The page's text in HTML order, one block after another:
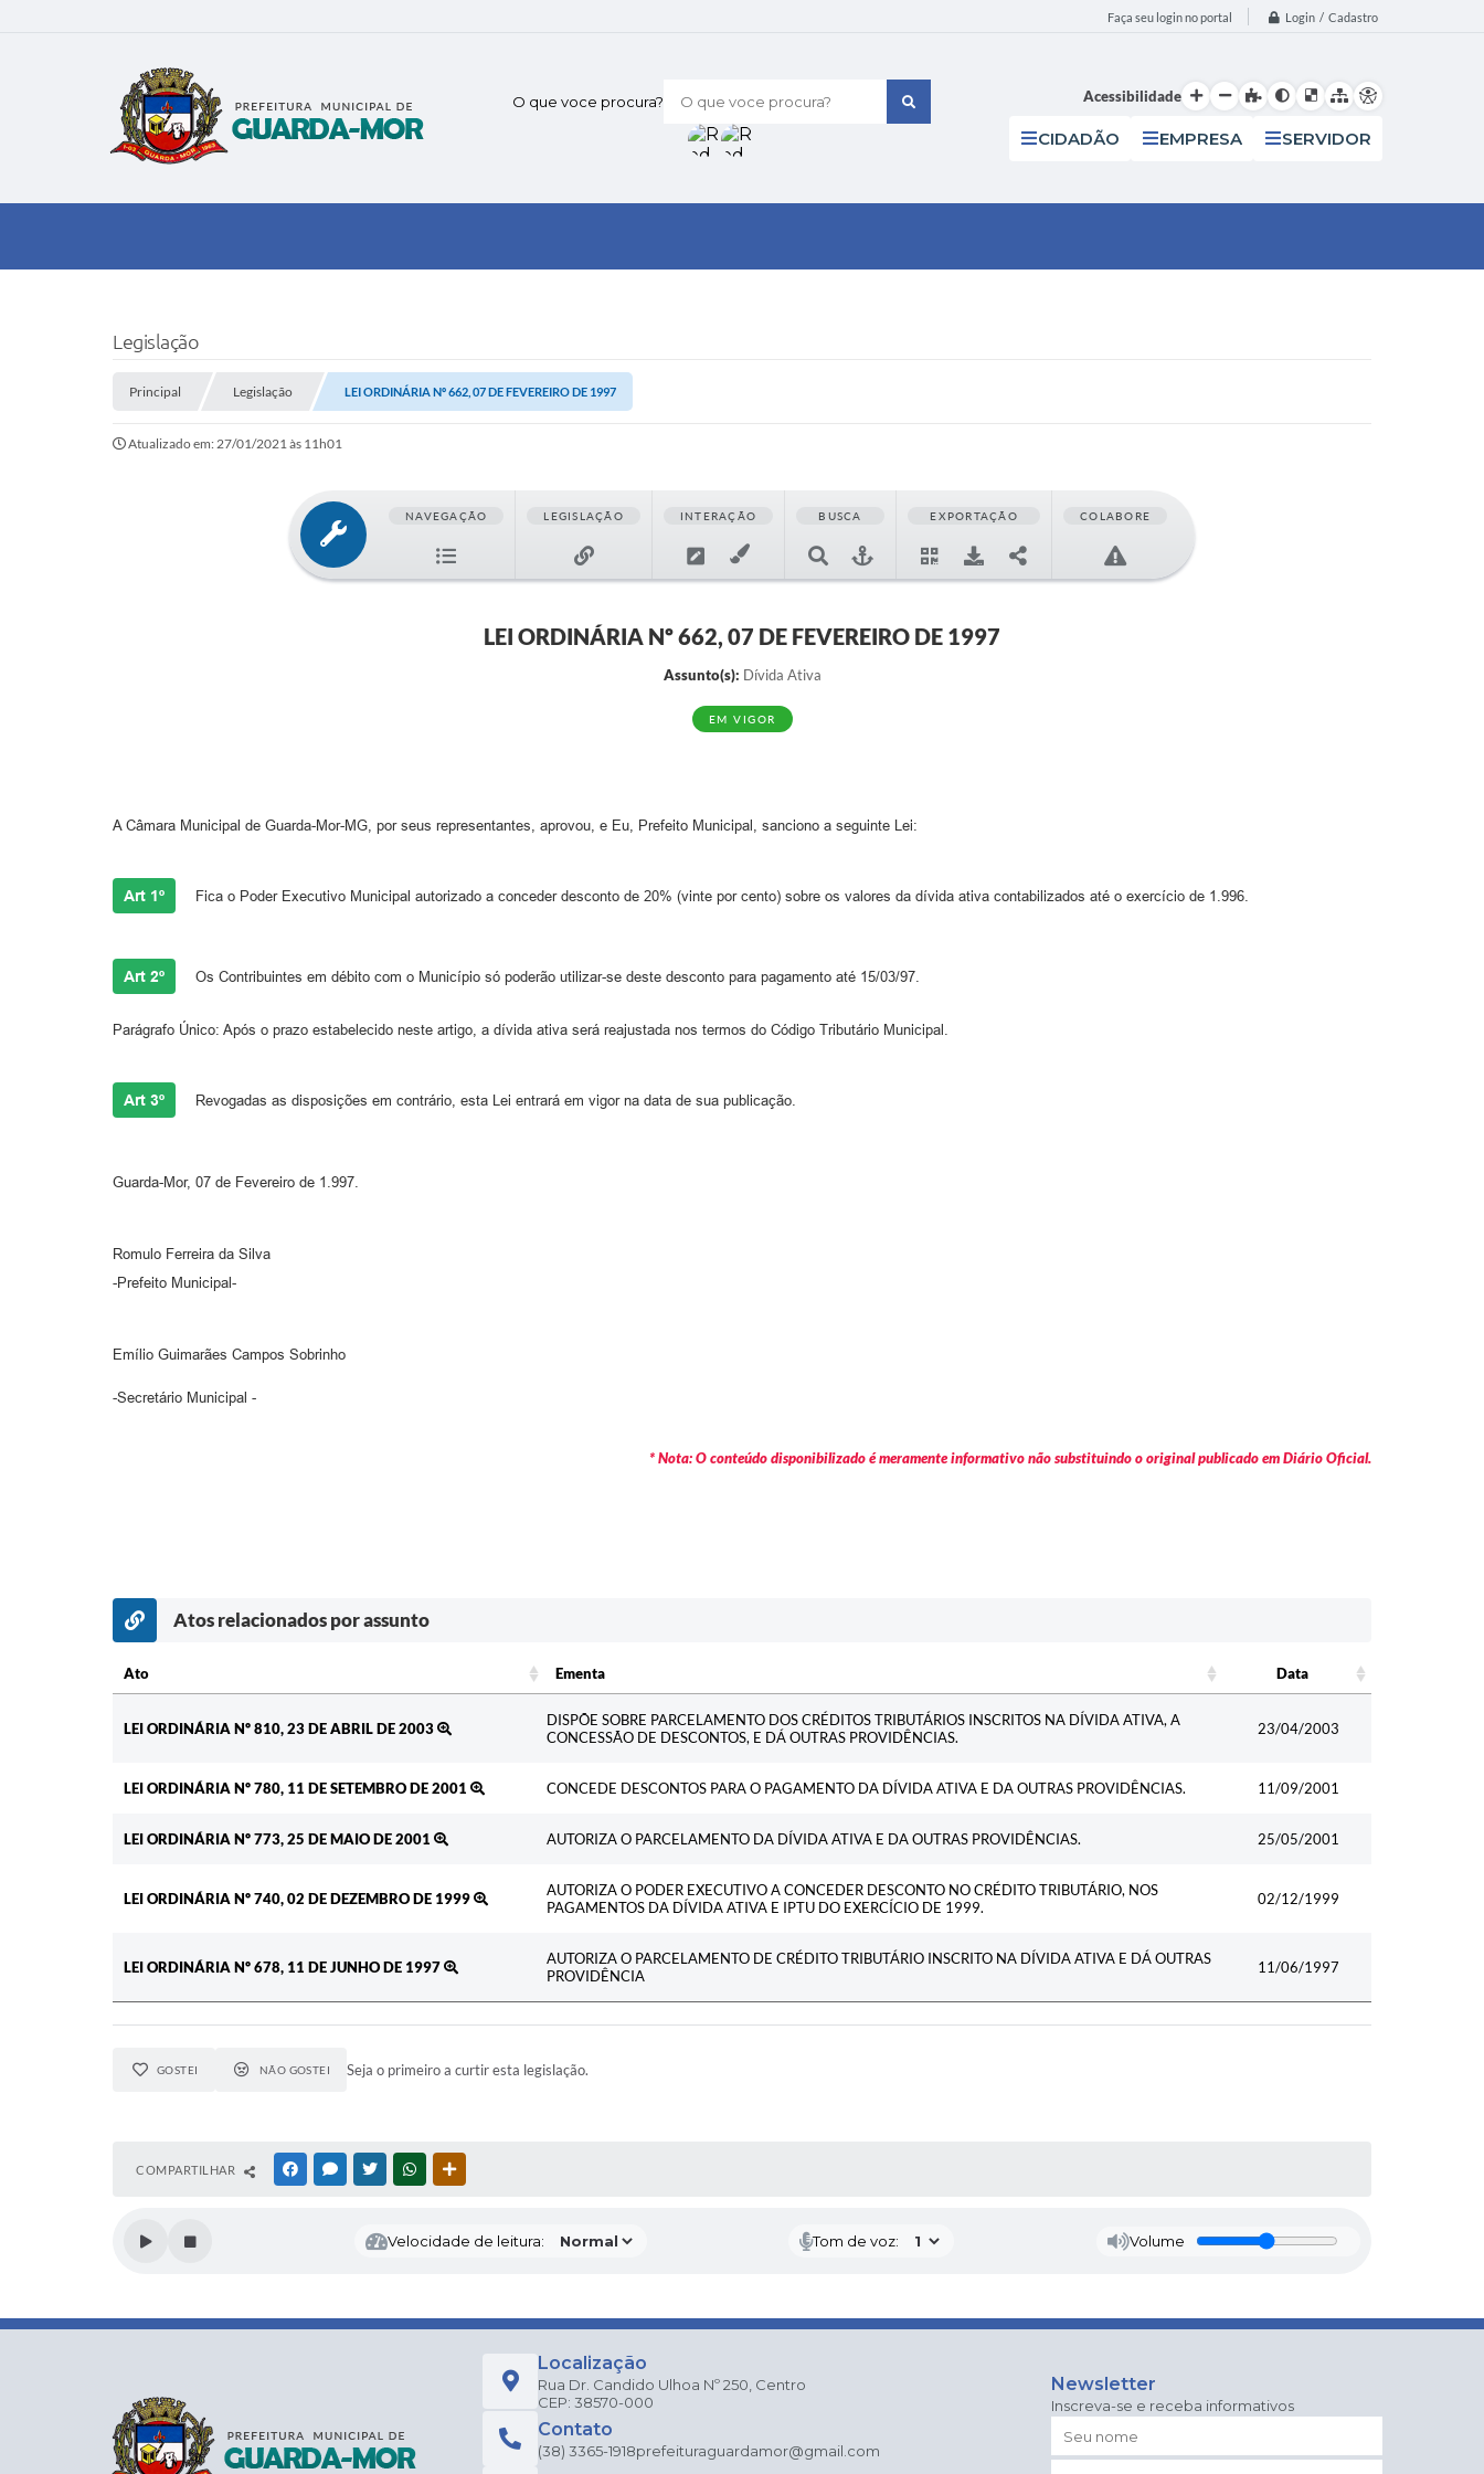
Faça seu login no portal Login / Cadastro
O que voce procura? Acessibilidade
CIDADÃO EMPRESA SERVIDOR
Legislação
Principal Legislação LEI ORDINÁRIA Nº 662, 07 DE FEVEREIRO DE 1997
Atualizado em: 27/01/2021 às 11h01
NAVEGAÇÃO LEGISLAÇÃO INTERAÇÃO BUSCA EXPORTAÇÃO COLABORE
LEI ORDINÁRIA Nº 662, 07 DE FEVEREIRO DE 1997
Assunto(s): Dívida Ativa
EM VIGOR
A Câmara Municipal de Guarda-Mor-MG, por seus representantes, aprovou, e Eu, Prefeito Municipal, sanciono a seguinte Lei:
Art 1º Fica o Poder Executivo Municipal autorizado a conceder desconto de 20% (vinte por cento) sobre os valores da dívida ativa contabilizados até o exercício de 1.996.
Art 2º Os Contribuintes em débito com o Município só poderão utilizar-se deste desconto para pagamento até 15/03/97.
Parágrafo Único: Após o prazo estabelecido neste artigo, a dívida ativa será reajustada nos termos do Código Tributário Municipal.
Art 3º Revogadas as disposições em contrário, esta Lei entrará em vigor na data de sua publicação.
Guarda-Mor, 07 de Fevereiro de 1.997.
Romulo Ferreira da Silva
-Prefeito Municipal-
Emílio Guimarães Campos Sobrinho
-Secretário Municipal -
* Nota: O conteúdo disponibilizado é meramente informativo não substituindo o original publicado em Diário Oficial.
Atos relacionados por assunto
Ato Ementa
Data
LEI ORDINÁRIA Nº 810, 23 DE ABRIL DE 2003
DISPÕE SOBRE PARCELAMENTO DOS CRÉDITOS TRIBUTÁRIOS INSCRITOS NA DÍVIDA ATIVA, A
CONCESSÃO DE DESCONTOS, E DÁ OUTRAS PROVIDÊNCIAS.
23/04/2003
LEI ORDINÁRIA Nº 780, 11 DE SETEMBRO DE 2001 CONCEDE DESCONTOS PARA O PAGAMENTO DA DÍVIDA ATIVA E DA OUTRAS PROVIDÊNCIAS. 11/09/2001
LEI ORDINÁRIA Nº 773, 25 DE MAIO DE 2001 AUTORIZA O PARCELAMENTO DA DÍVIDA ATIVA E DA OUTRAS PROVIDÊNCIAS. 25/05/2001
LEI ORDINÁRIA Nº 740, 02 DE DEZEMBRO DE 1999
AUTORIZA O PODER EXECUTIVO A CONCEDER DESCONTO NO CRÉDITO TRIBUTÁRIO, NOS
PAGAMENTOS DA DÍVIDA ATIVA E IPTU DO EXERCÍCIO DE 1999.
02/12/1999
LEI ORDINÁRIA Nº 678, 11 DE JUNHO DE 1997
AUTORIZA O PARCELAMENTO DE CRÉDITO TRIBUTÁRIO INSCRITO NA DÍVIDA ATIVA E DÁ OUTRAS
PROVIDÊNCIA
11/06/1997
GOSTEI NÃO GOSTEI Seja o primeiro a curtir esta legislação.
COMPARTILHAR FACEBOOKMESSENGER
TWITTERWHATSAPP
Velocidade de leitura: Tom de voz: Volume
Localização
Rua Dr. Candido Ulhoa Nº 250, Centro
CEP: 38570-000
Contato
(38) 3365-1918prefeituraguardamor@gmail.com
Newsletter
Inscreva-se e receba informativos